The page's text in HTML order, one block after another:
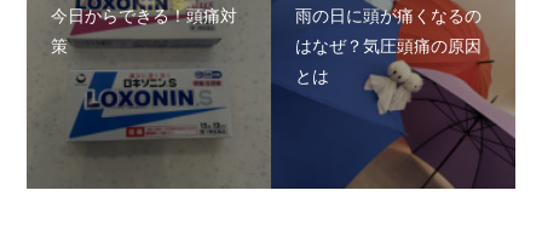
今日からできる！頭痛対
策
雨の日に頭が痛くなるの
はなぜ？気圧頭痛の原因
とは